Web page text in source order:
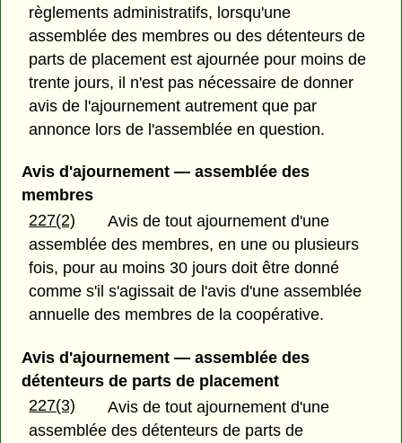
règlements administratifs, lorsqu'une
assemblée des membres ou des détenteurs de
parts de placement est ajournée pour moins de
trente jours, il n'est pas nécessaire de donner
avis de l'ajournement autrement que par
annonce lors de l'assemblée en question.
Avis d'ajournement — assemblée des
membres
227(2)
Avis de tout ajournement d'une
assemblée des membres, en une ou plusieurs
fois, pour au moins 30 jours doit être donné
comme s'il s'agissait de l'avis d'une assemblée
annuelle des membres de la coopérative.
Avis d'ajournement — assemblée des
détenteurs de parts de placement
227(3)
Avis de tout ajournement d'une
assemblée des détenteurs de parts de